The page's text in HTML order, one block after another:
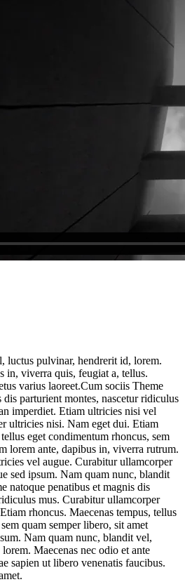
luctus pulvinar, hendrerit id, lorem.
in, viverra quis, feugiat a, tellus.
varius laoreet.Cum sociis Theme
dis parturient montes, nascetur ridiculus
imperdiet. Etiam ultricies nisi vel
ultricies nisi. Nam eget dui. Etiam
eget condimentum rhoncus, sem
lorem ante, dapibus in, viverra rutrum.
vel augue. Curabitur ullamcorper
sed ipsum. Nam quam nunc, blandit
natoque penatibus et magnis dis
mus. Curabitur ullamcorper
rhoncus. Maecenas tempus, tellus
quam semper libero, sit amet
Nam quam nunc, blandit vel,
Maecenas nec odio et ante
sapien ut libero venenatis faucibus.